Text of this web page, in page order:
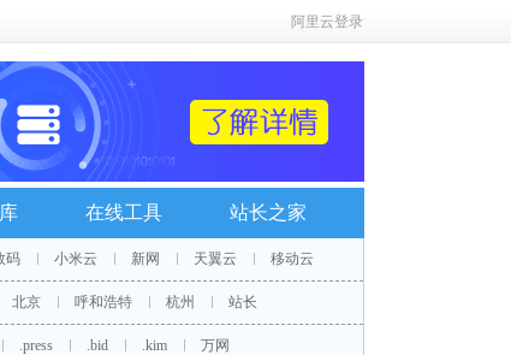
阿里云登录
在线工具 站长之家
码 小米云 新网 天翼云 移动云
北京 呼和浩特 杭州 站长
.press .bid .kim 万网